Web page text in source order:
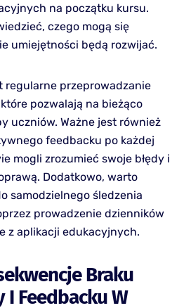
na początku kursu.
czego mogą się
umiejętności będą rozwijać.
regularne przeprowadzanie
pozwalają na bieżąco
uczniów. Ważne jest również
feedbacku po każdej
mogli zrozumieć swoje błędy i
Dodatkowo, warto
samodzielnego śledzenia
prowadzenie dzienników
z aplikacji edukacyjnych.
Braku
I Feedbacku W